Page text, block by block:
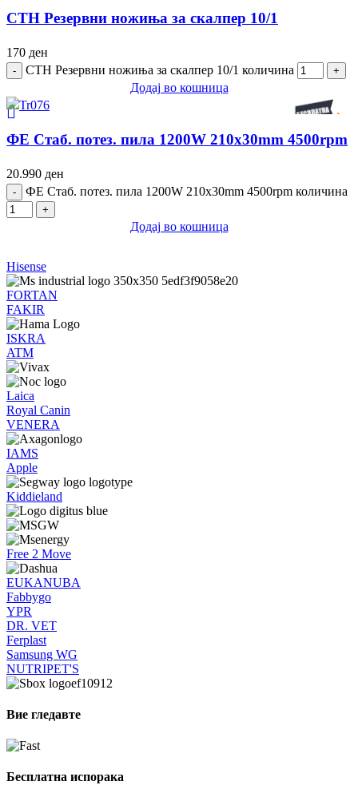
СТН Резервни ножиња за скалпер 10/1
170 ден
СТН Резервни ножиња за скалпер 10/1 количина
Додај во кошница
ФЕ Стаб. потез. пила 1200W 210x30mm 4500rpm
20.990 ден
ФЕ Стаб. потез. пила 1200W 210x30mm 4500rpm количина
Додај во кошница
Hisense
FORTAN
FAKIR
ISKRA
ATM
Laica
Royal Canin
VENERA
IAMS
Apple
Kiddieland
Free 2 Move
EUKANUBA
Fabbygo
YPR
DR. VET
Ferplast
Samsung WG
NUTRIPET'S
Вие гледавте
Бесплатна испорака